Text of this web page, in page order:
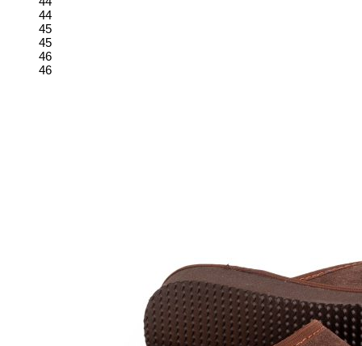
44
45
45
46
46